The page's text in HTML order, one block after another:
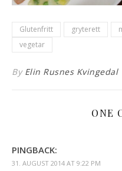
Glutenfritt gryterett
vegetar
By Elin Rusnes Kvingedal
ONE
PINGBACK:
31. AUGUST 2014 AT 9:22 PM